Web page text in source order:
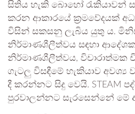
සිතිය හැකි බොහෝ රැකියාවන්
කරන ආකාරයේ ක්‍රමවේදයක්
විසින් සකසනු ලැබිය යුතු ය.
නිර්මාණශීලීත්වය සඳහා
නිර්මාණශීලීත්වය,
ගැටලු විසඳීමේ හැකියාව අවශ්‍ය
දී කරන්නට සිදු වෙයි. STEAM
පුරවාලන්නට සැරසෙන්නේ මේ